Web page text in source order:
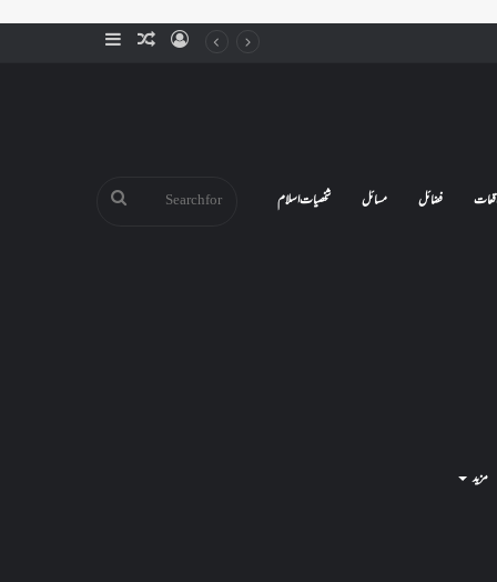
SidebarRandomLog
فضائل مسائل شخصیات اسلام
مزید
Search